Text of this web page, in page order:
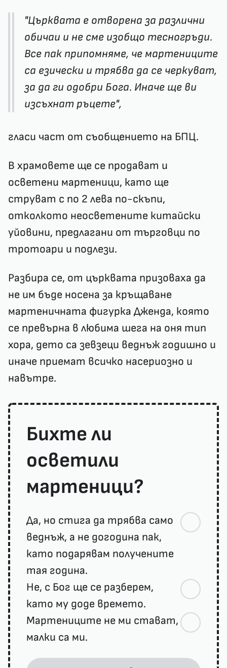
"Църквата е отворена за различни
обичаи и не сме изобщо тесногръди.
Все пак припомняме, че мартениците
са езически и трябва да се черкуват,
за да ги одобри Бога. Иначе ще ви
изсъхнат ръцете",
гласи част от съобщението на БПЦ.
В храмовете ще се продават и
осветени мартеници, като ще
струват с по 2 лева по-скъпи,
отколкото неосветените китайски
уйовини, предлагани от търговци по
тротоари и подлези.
Разбира се, от църквата призоваха да
не им бъде носена за кръщаване
мартеничната фигурка Дженда, която
се превърна в любима шега на оня тип
хора, дето са зевзеци веднъж годишно и
иначе приемат всичко насериозно и
навътре.
Бихте ли
осветили
мартеници?
Да, но стига да трябва само
веднъж, а не догодина пак,
като подарявам получените
тая година.
Не, с Бог ще се разберем,
като му доде времето.
Мартениците не ми стават,
малки са ми.